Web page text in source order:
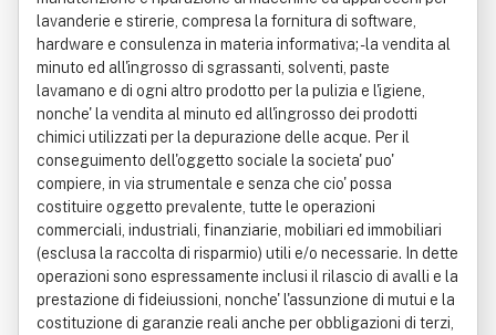
lavanderie e stirerie, compresa la fornitura di software,
hardware e consulenza in materia informativa; - la vendita al
minuto ed all'ingrosso di sgrassanti, solventi, paste
lavamano e di ogni altro prodotto per la pulizia e l'igiene,
nonche' la vendita al minuto ed all'ingrosso dei prodotti
chimici utilizzati per la depurazione delle acque. Per il
conseguimento dell'oggetto sociale la societa' puo'
compiere, in via strumentale e senza che cio' possa
costituire oggetto prevalente, tutte le operazioni
commerciali, industriali, finanziarie, mobiliari ed immobiliari
(esclusa la raccolta di risparmio) utili e/o necessarie. In dette
operazioni sono espressamente inclusi il rilascio di avalli e la
prestazione di fideiussioni, nonche' l'assunzione di mutui e la
costituzione di garanzie reali anche per obbligazioni di terzi,